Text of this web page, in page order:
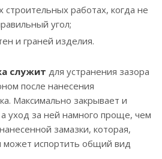
строительных работах, когда не
угол;
и граней изделия.
служит для устранения зазора
после нанесения
Максимально закрывает и
уход за ней намного проще, чем
замазки, которая,
может испортить общий вид